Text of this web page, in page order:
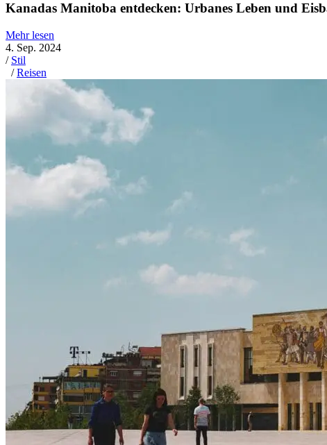
Kanadas Manitoba entdecken: Urbanes Leben und
Mehr lesen
4. Sep. 2024
/ Stil
/Reisen